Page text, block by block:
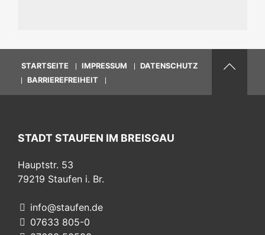
STARTSEITE IMPRESSUM
DATENSCHUTZ
BARRIEREFREIHEIT
STADT STAUFEN IM BREISGAU
Hauptstr. 53
79219 Staufen i. Br.
info@staufen.de
07633 805-0